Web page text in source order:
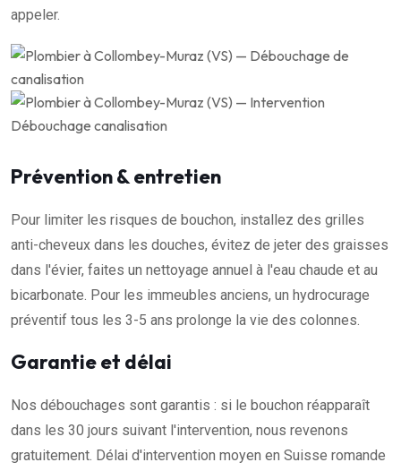
appeler.
Prévention & entretien
Pour limiter les risques de bouchon, installez des grilles
anti-cheveux dans les douches, évitez de jeter des graisses
dans l'évier, faites un nettoyage annuel à l'eau chaude et au
bicarbonate. Pour les immeubles anciens, un hydrocurage
préventif tous les 3-5 ans prolonge la vie des colonnes.
Garantie et délai
Nos débouchages sont garantis : si le bouchon réapparaît
dans les 30 jours suivant l'intervention, nous revenons
gratuitement. Délai d'intervention moyen en Suisse romande